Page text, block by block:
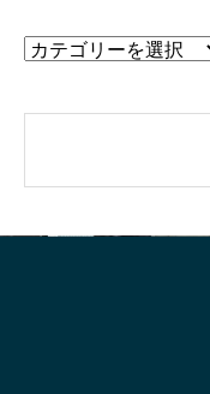
対